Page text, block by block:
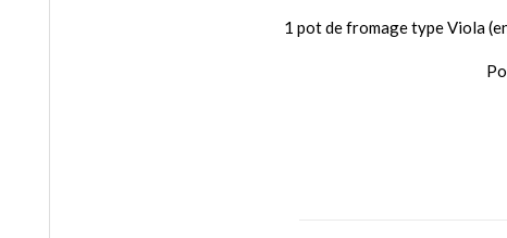
1 pot de fromage type Viola